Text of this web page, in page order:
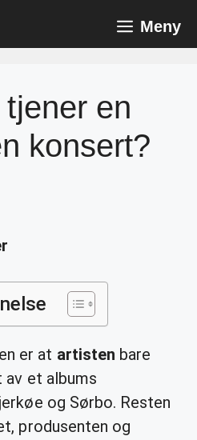
Meny
en
konsert?
er at artisten bare
et albums
og Sørbo. Resten
produsenten og